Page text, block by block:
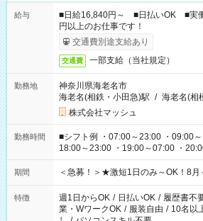
給与
■日給16,840円～ ■日払いOK ■実
円以上のお仕事です！
交通費別途支給あり
交通費 一部支給（当社規定）
勤務地
神奈川県海老名市
海老名(相鉄・小田急)駅 / 海老名(相
株式会社マッシュ
勤務時間
■シフト例 ・07:00～23:00 ・09:00
18:00～23:00 ・19:00～07:00 ・
etc ★最短3時間で5,120円のお仕事から／15時間で2万円近く稼
げるお仕事も！ ご希望のお時間に合わせてご紹介！ ※シフトは
ください！
期間 ＜急募！＞★激短1日のみ～OK！8月
特徴 週1日からOK / 日払いOK / 履歴書不
業・WワークOK / 服装自由 / 10名以